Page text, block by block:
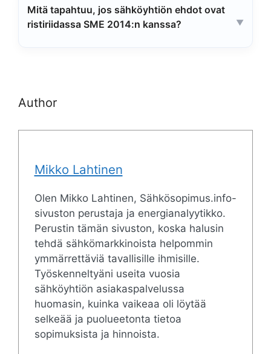
Mitä tapahtuu, jos sähköyhtiön ehdot ovat
ristiriidassa SME 2014:n kanssa?
Author
Mikko Lahtinen
Olen Mikko Lahtinen, Sähkösopimus.info-
sivuston perustaja ja energianalyytikko.
Perustin tämän sivuston, koska halusin
tehdä sähkömarkkinoista helpommin
ymmärrettäviä tavallisille ihmisille.
Työskenneltyäni useita vuosia
sähköyhtiön asiakaspalvelussa
huomasin, kuinka vaikeaa oli löytää
selkeää ja puolueetonta tietoa
sopimuksista ja hinnoista.